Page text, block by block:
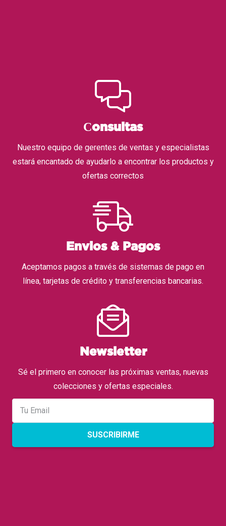
Сonsultas
Nuestro equipo de gerentes de ventas y especialistas
estará encantado de ayudarlo a encontrar los productos y
ofertas correctos
Envios & Pagos
Aceptamos pagos a través de sistemas de pago en
línea, tarjetas de crédito y transferencias bancarias.
Newsletter
Sé el primero en conocer las próximas ventas, nuevas
colecciones y ofertas especiales.
SUSCRIBIRME